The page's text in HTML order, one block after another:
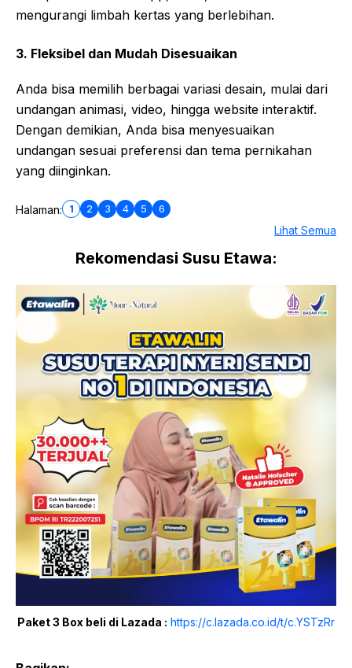
mengurangi limbah kertas yang berlebihan.
3. Fleksibel dan Mudah Disesuaikan
Anda bisa memilih berbagai variasi desain, mulai dari
undangan animasi, video, hingga website interaktif.
Dengan demikian, Anda bisa menyesuaikan
undangan sesuai preferensi dan tema pernikahan
yang diinginkan.
Halaman: 1 2 3 4 5 6
Lihat Semua
Rekomendasi Susu Etawa:
Paket 3 Box beli di Lazada : https://c.lazada.co.id/t/c.YSTzRr